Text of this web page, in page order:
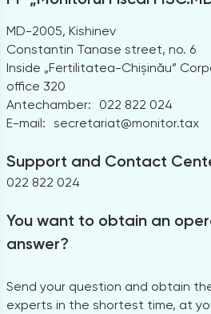
MD-2005, Kishinev
Constantin Tanase street, no. 6
Inside „Fertilitatea-Chișinău”
office 320
Antechamber:
022 822 024
E-mail: secretariat@monitor.tax
Support and Contact
022 822 024
You want to obtain an
answer?
Send your question and obtain
experts in the shortest time, at